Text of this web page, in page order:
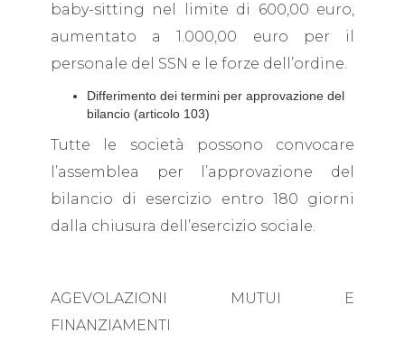
baby-sitting nel limite di 600,00 euro,
aumentato a 1.000,00 euro per il
personale del SSN e le forze dell’ordine.
Differimento dei termini per approvazione del
bilancio (articolo 103)
Tutte le società possono convocare
l’assemblea per l’approvazione del
bilancio di esercizio entro 180 giorni
dalla chiusura dell’esercizio sociale.
AGEVOLAZIONI MUTUI E
FINANZIAMENTI